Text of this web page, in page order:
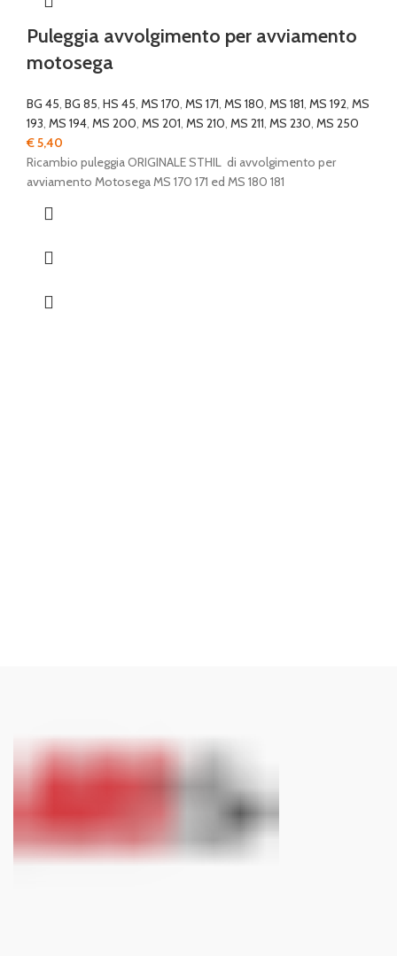
Puleggia avvolgimento per avviamento
motosega
BG 45, BG 85, HS 45, MS 170, MS 171, MS 180, MS 181, MS 192, MS
193, MS 194, MS 200, MS 201, MS 210, MS 211, MS 230, MS 250
€5,40
Ricambio puleggia ORIGINALE STHIL di avvolgimento per
avviamento Motosega MS 170 171 ed MS 180 181